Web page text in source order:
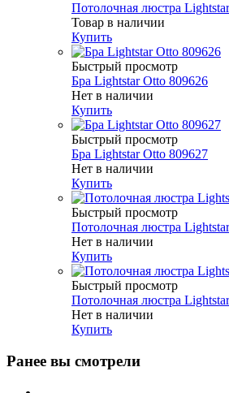
Потолочная люстра
Товар в наличии
Купить
Быстрый просмотр
Бра Lightstar Otto 809626
Нет в наличии
Купить
Быстрый просмотр
Бра Lightstar Otto 809627
Нет в наличии
Купить
Быстрый просмотр
Потолочная люстра
Нет в наличии
Купить
Быстрый просмотр
Потолочная люстра
Нет в наличии
Купить
Ранее вы смотрели